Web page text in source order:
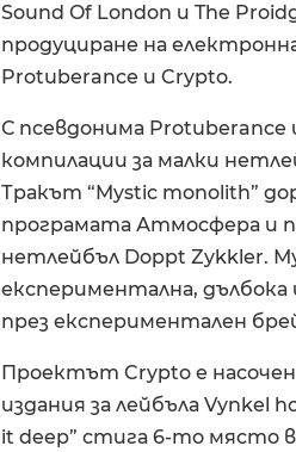
Sound Of London и The
продуциране на
Protuberancе и Crypto.
С псевдонима Protuberance
компилации за малки
Тракът “Mystic monolith”
програмата Атмосфера и
нетлейбъл Doppt Zykkler.
експериментална,
през експериментален
Проектът Crypto е
издания за лейбъла Vynkel
it deep” стига 6-то място в